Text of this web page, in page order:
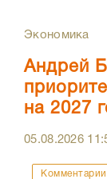
Экономика
Андрей
на 2027
05.08.2026
Комментарии